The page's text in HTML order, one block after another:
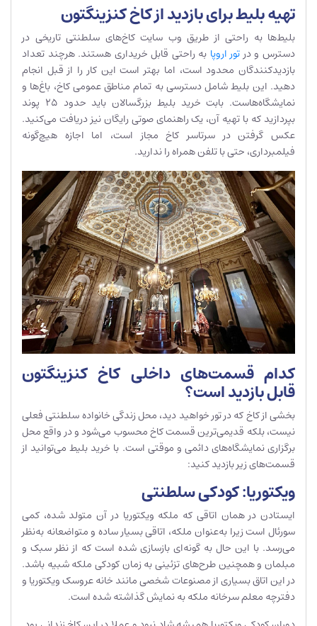
تهیه بلیط برای بازدید از کاخ کنزینگتون
بلیط‌ها به راحتی از طریق وب سایت کاخ‌های سلطنتی تاریخی در
دسترس و درتور اروپا به راحتی قابل خریداری هستند. هرچند تعداد
بازدیدکنندگان محدود است، اما بهتر است این کار را از قبل انجام
دهید. این بلیط شامل دسترسی به تمام مناطق عمومی کاخ، باغ‌ها و
نمایشگاه‌هاست. بابت خرید بلیط بزرگسالان باید حدود 25 پوند
بپردازید که با تهیه آن، یک راهنمای صوتی رایگان نیز دریافت می‌کنید.
عکس گرفتن در سرتاسر کاخ مجاز است، اما اجازه هیچ‌گونه
فیلمبرداری، حتی با تلفن همراه را ندارید.
کدام قسمت‌های داخلی کاخ کنزینگتون
قابل بازدید است؟
بخشی از کاخ که در تور خواهید دید، محل زندگی خانواده سلطنتی فعلی
نیست، بلکه قدیمی‌ترین قسمت کاخ محسوب می‌شود و در واقع محل
برگزاری نمایشگاه‌های دائمی و موقتی است. با خرید بلیط می‌توانید از
قسمت‌های زیر بازدید کنید:
ویکتوریا: کودکی سلطنتی
ایستادن در همان اتاقی که ملکه ویکتوریا در آن متولد شده، کمی
سورئال است زیرا به‌عنوان ملکه، اتاقی بسیار ساده و متواضعانه به‌نظر
می‌رسد. با این حال به گونه‌ای بازسازی شده است که از نظر سبک و
مبلمان و همچنین طرح‌های تزئینی به زمان کودکی ملکه شبیه باشد.
در این اتاق بسیاری از مصنوعات شخصی مانند خانه عروسک ویکتوریا و
دفترچه معلم سرخانه ملکه به نمایش گذاشته شده است.